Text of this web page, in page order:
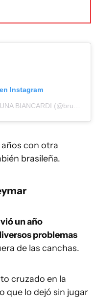
Instagram
años con otra
brasileña.
un año
problemas
de las canchas.
cruzado en la
que lo dejó sin jugar